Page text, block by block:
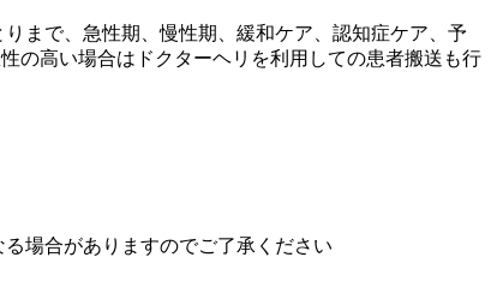
まで、急性期、慢性期、緩和ケア、認知症ケア、予
の高い場合はドクターヘリを利用しての患者搬送も行
場合がありますのでご了承ください